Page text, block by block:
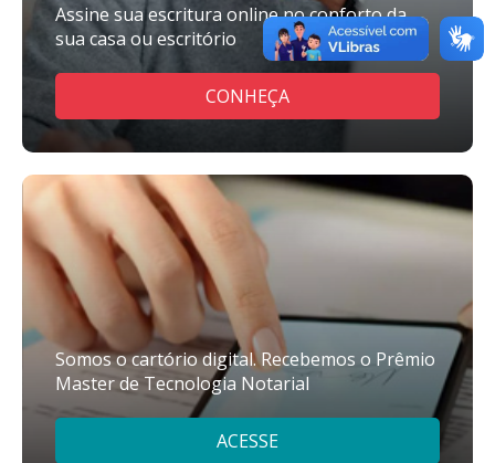
Assine sua escritura online no conforto da
sua casa ou escritório
CONHEÇA
Somos o cartório digital. Recebemos o Prêmio
Master de Tecnologia Notarial
ACESSE